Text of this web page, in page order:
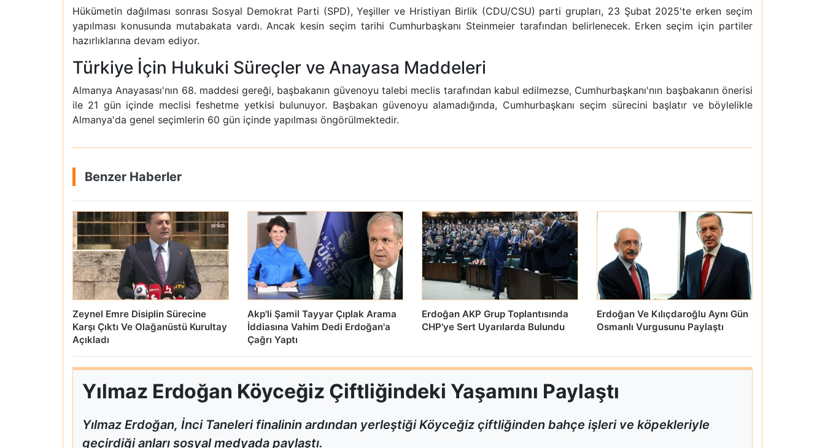
Hükümetin dağılması sonrası Sosyal Demokrat Parti (SPD), Yeşiller ve Hristiyan Birlik (CDU/CSU) parti grupları, 23 Şubat 2025'te erken seçim
yapılması konusunda mutabakata vardı. Ancak kesin seçim tarihi Cumhurbaşkanı Steinmeier tarafından belirlenecek. Erken seçim için partiler
hazırlıklarına devam ediyor.
Türkiye İçin Hukuki Süreçler ve Anayasa Maddeleri
Almanya Anayasası'nın 68. maddesi gereği, başbakanın güvenoyu talebi meclis tarafından kabul edilmezse, Cumhurbaşkanı'nın başbakanın önerisi
ile 21 gün içinde meclisi feshetme yetkisi bulunuyor. Başbakan güvenoyu alamadığında, Cumhurbaşkanı seçim sürecini başlatır ve böylelikle
Almanya'da genel seçimlerin 60 gün içinde yapılması öngörülmektedir.
Benzer Haberler
Zeynel Emre Disiplin Sürecine
Karşı Çıktı Ve Olağanüstü Kurultay
Açıkladı
Akp'li Şamil Tayyar Çıplak Arama
İddiasına Vahim Dedi Erdoğan'a
Çağrı Yaptı
Erdoğan AKP Grup Toplantısında
CHP'ye Sert Uyarılarda Bulundu
Erdoğan Ve Kılıçdaroğlu Aynı Gün
Osmanlı Vurgusunu Paylaştı
Yılmaz Erdoğan Köyceğiz Çiftliğindeki Yaşamını Paylaştı
Yılmaz Erdoğan, İnci Taneleri finalinin ardından yerleştiği Köyceğiz çiftliğinden bahçe işleri ve köpekleriyle
geçirdiği anları sosyal medyada paylaştı.